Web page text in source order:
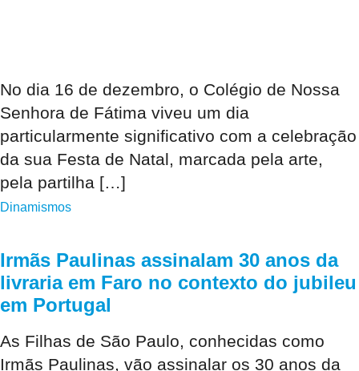
No dia 16 de dezembro, o Colégio de Nossa
Senhora de Fátima viveu um dia
particularmente significativo com a celebração
da sua Festa de Natal, marcada pela arte,
pela partilha […]
Dinamismos
Irmãs Paulinas assinalam 30 anos da
livraria em Faro no contexto do jubileu
em Portugal
As Filhas de São Paulo, conhecidas como
Irmãs Paulinas, vão assinalar os 30 anos da